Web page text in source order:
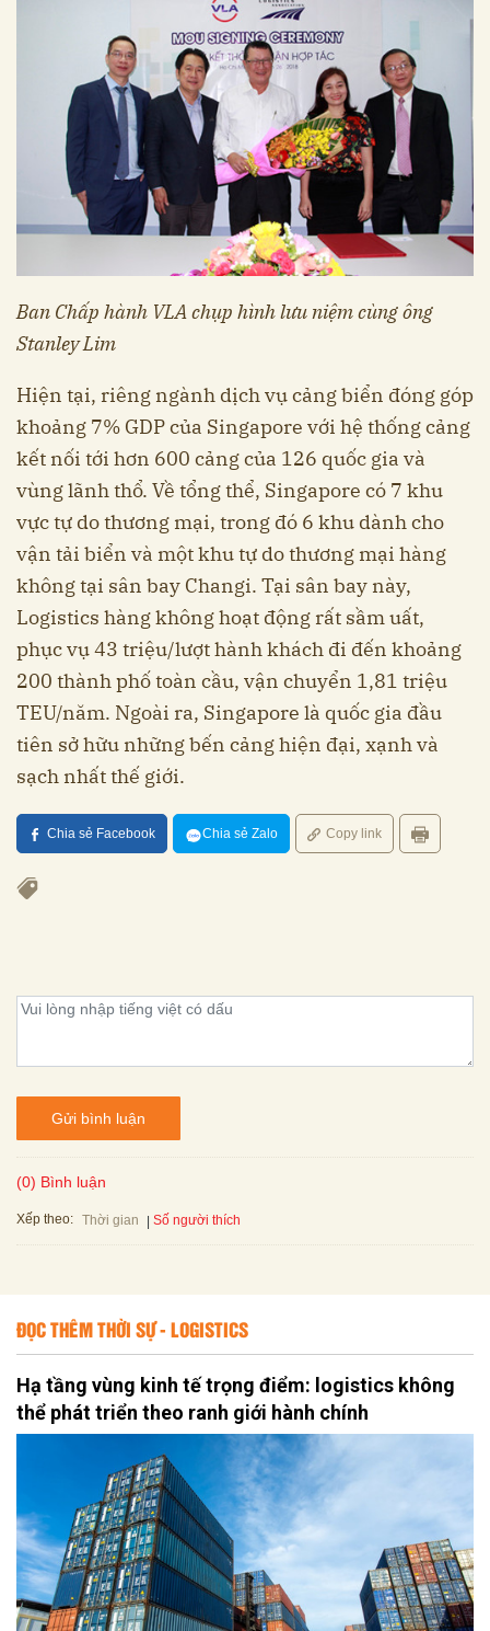
Ban Chấp hành VLA chụp hình lưu niệm cùng ông
Stanley Lim
Hiện tại, riêng ngành dịch vụ cảng biển đóng góp
khoảng 7% GDP của Singapore với hệ thống cảng
kết nối tới hơn 600 cảng của 126 quốc gia và
vùng lãnh thổ. Về tổng thể, Singapore có 7 khu
vực tự do thương mại, trong đó 6 khu dành cho
vận tải biển và một khu tự do thương mại hàng
không tại sân bay Changi. Tại sân bay này,
Logistics hàng không hoạt động rất sầm uất,
phục vụ 43 triệu/lượt hành khách đi đến khoảng
200 thành phố toàn cầu, vận chuyển 1,81 triệu
TEU/năm. Ngoài ra, Singapore là quốc gia đầu
tiên sở hữu những bến cảng hiện đại, xạnh và
sạch nhất thế giới.
Chia sẻ Facebook Chia sẻ Zalo Copy link
Gửi bình luận
(0) Bình luận
Xếp theo: Thời gian Số người thích
ĐỌC THÊM THỜI SỰ - LOGISTICS
Hạ tầng vùng kinh tế trọng điểm: logistics không
thể phát triển theo ranh giới hành chính